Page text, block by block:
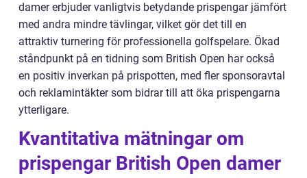
damer erbjuder vanligtvis betydande prispengar jämfört
med andra mindre tävlingar, vilket gör det till en
attraktiv turnering för professionella golfspelare. Ökad
ståndpunkt på en tidning som British Open har också
en positiv inverkan på prispotten, med fler sponsoravtal
och reklamintäkter som bidrar till att öka prispengarna
ytterligare.
Kvantitativa mätningar om
prispengar British Open damer